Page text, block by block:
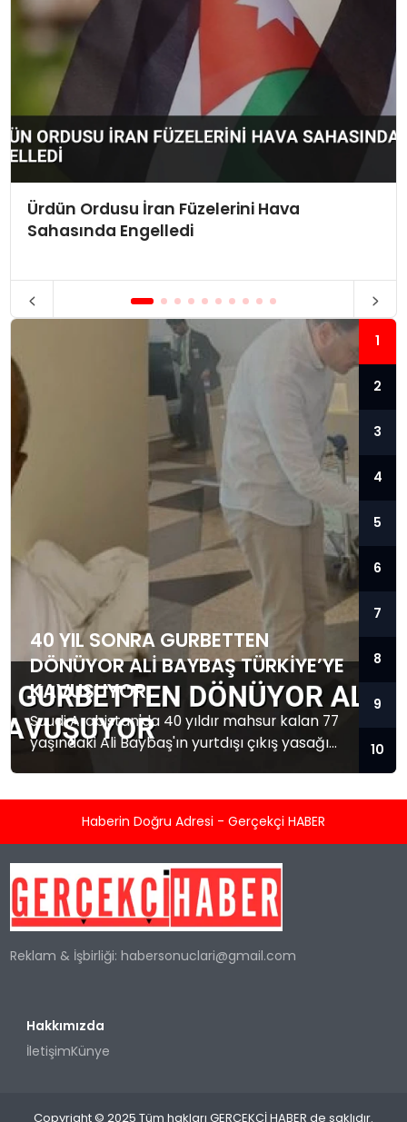
Ürdün Ordusu İran Füzelerini Hava
Sahasında Engelledi
40 YIL SONRA GURBETTEN
DÖNÜYOR ALI BAYBAŞ TÜRKIYE’YE
KAVUŞUYOR
Suudi Arabistan'da 40 yıldır mahsur kalan 77
yaşındaki Ali Baybaş'ın yurtdışı çıkış yasağı
1
2
3
4
5
6
7
8
9
10
Haberin Doğru Adresi - Gerçekçi HABER
Reklam & İşbirliği:habersonuclari@gmail.com
Hakkımızda
İletişimKünye
Copyright © 2025 Tüm hakları GERÇEKÇİ HABER de saklıdır.